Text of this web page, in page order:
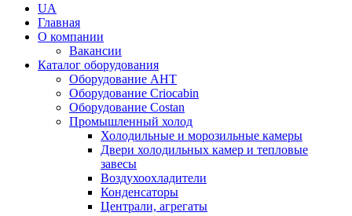
UA
Главная
О компании
Вакансии
Каталог оборудования
Оборудование AHT
Оборудование Criocabin
Оборудование Costan
Промышленный холод
Холодильные и морозильные камеры
Двери холодильных камер и тепловые
завесы
Воздухоохладители
Конденсаторы
Централи, агрегаты